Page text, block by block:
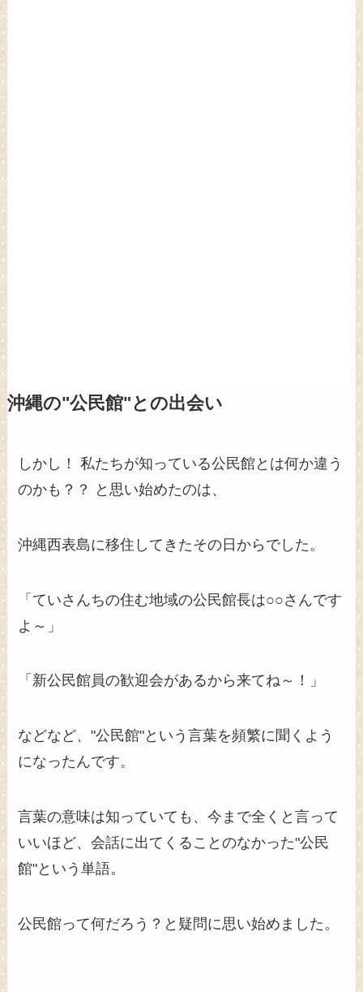
沖縄の"公民館"との出会い
しかし！ 私たちが知っている公民館とは何か違う
のかも？？ と思い始めたのは、
沖縄西表島に移住してきたその日からでした。
「ていさんちの住む地域の公民館長は○○さんです
よ～」
「新公民館員の歓迎会があるから来てね～！」
などなど、"公民館"という言葉を頻繁に聞くよう
になったんです。
言葉の意味は知っていても、今まで全くと言って
いいほど、会話に出てくることのなかった"公民
館"という単語。
公民館って何だろう？と疑問に思い始めました。